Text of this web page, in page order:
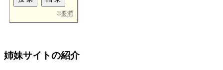
©要潤
姉妹サイトの紹介